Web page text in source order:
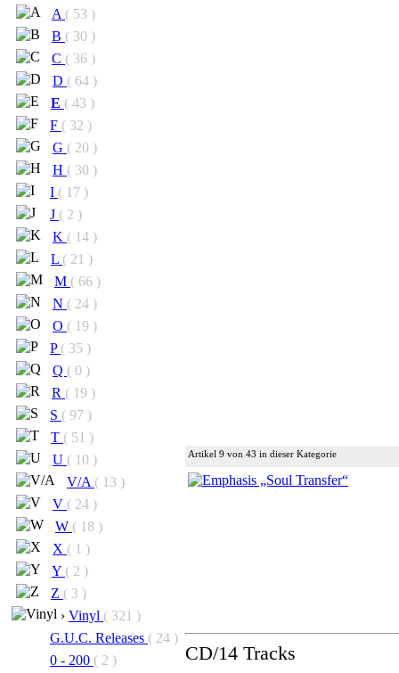
A ( 53 )
B ( 30 )
C ( 36 )
D ( 64 )
E ( 43 )
F ( 32 )
G ( 20 )
H ( 30 )
I ( 17 )
J ( 2 )
K ( 14 )
L ( 21 )
M ( 66 )
N ( 24 )
O ( 19 )
P ( 35 )
Q ( 0 )
R ( 19 )
S ( 97 )
T ( 51 )
U ( 10 )
V/A ( 13 )
V ( 24 )
W ( 18 )
X ( 1 )
Y ( 2 )
Z ( 3 )
› Vinyl ( 321 )
G.U.C. Releases ( 24 )
0 - 200 ( 2 )
Artikel 9 von 43 in dieser Kategorie
CD/14 Tracks